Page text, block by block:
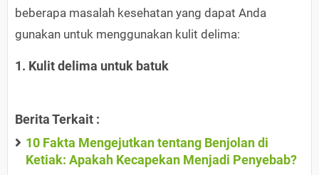
beberapa masalah kesehatan yang dapat Anda
gunakan untuk menggunakan kulit delima:
1. Kulit delima untuk batuk
Berita Terkait :
10 Fakta Mengejutkan tentang Benjolan di
Ketiak: Apakah Kecapekan Menjadi Penyebab?